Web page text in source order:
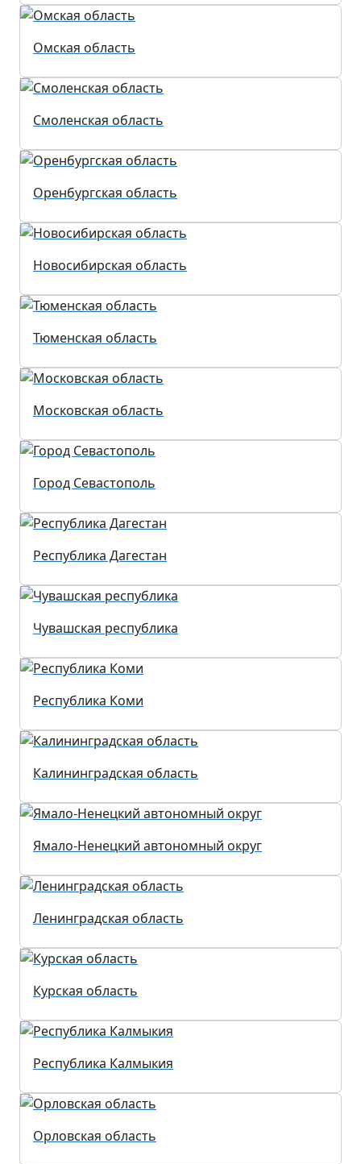
Омская область
Смоленская область
Оренбургская область
Новосибирская область
Тюменская область
Московская область
Город Севастополь
Республика Дагестан
Чувашская республика
Республика Коми
Калининградская область
Ямало-Ненецкий автономный округ
Ленинградская область
Курская область
Республика Калмыкия
Орловская область